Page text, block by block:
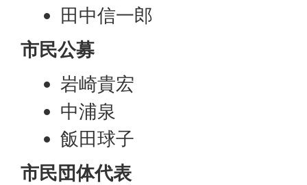
田中信一郎
市民公募
岩崎貴宏
中浦泉
飯田球子
市民団体代表